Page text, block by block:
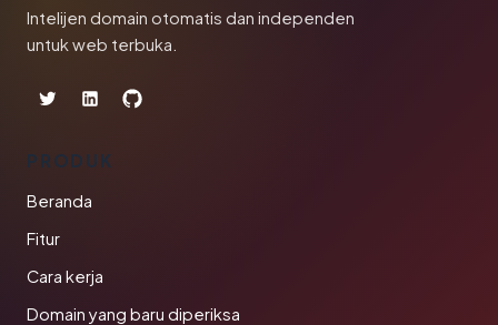
Intelijen domain otomatis dan independen
untuk web terbuka.
PRODUK
Beranda
Fitur
Cara kerja
Domain yang baru diperiksa